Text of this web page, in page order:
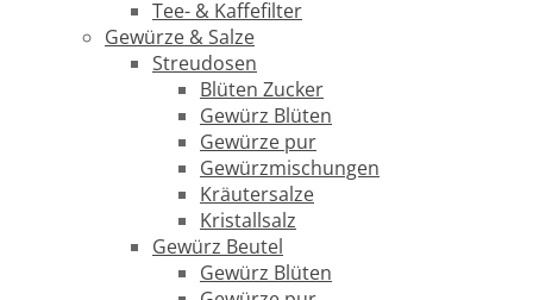
Tee- & Kaffefilter
Gewürze & Salze
Streudosen
Blüten Zucker
Gewürz Blüten
Gewürze pur
Gewürzmischungen
Kräutersalze
Kristallsalz
Gewürz Beutel
Gewürz Blüten